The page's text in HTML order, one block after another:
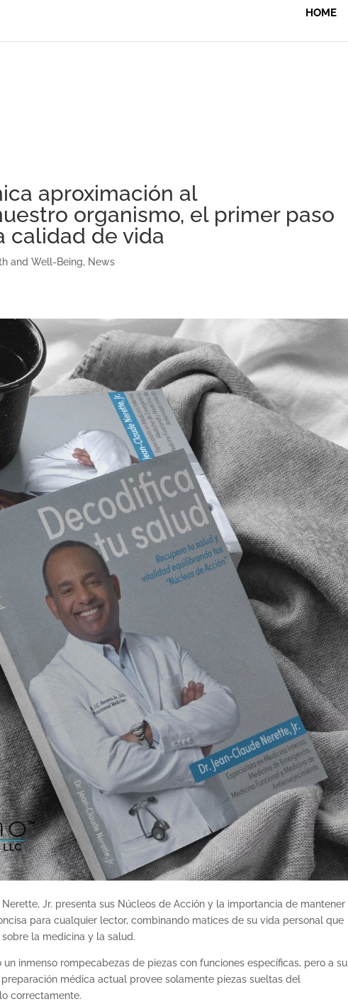
HOME
aproximación al
organismo, el primer paso
calidad de vida
and Well-Being, News
Jr. presenta sus Núcleos de Acción y la importancia de mantener
para cualquier lector, combinando matices de su vida personal que
la medicina y la salud.
inmenso rompecabezas de piezas con funciones específicas, pero a su
médica actual provee solamente piezas sueltas del
correctamente.